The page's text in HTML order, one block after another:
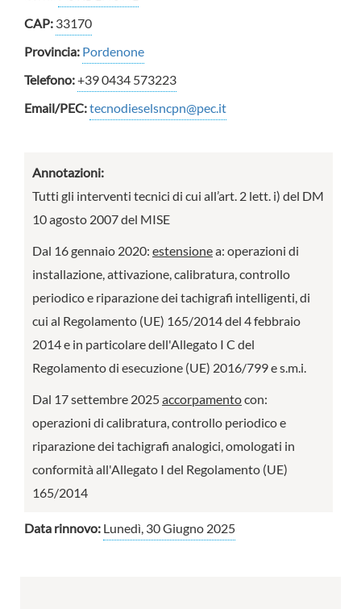
CAP: 33170
Provincia: Pordenone
Telefono:+39 0434 573223
Email/PEC:tecnodieselsncpn@pec.it
Annotazioni:
Tutti gli interventi tecnici di cui all’art. 2 lett. i) del DM
10 agosto 2007 del MISE
Dal 16 gennaio 2020: estensionea: operazioni di
installazione, attivazione, calibratura, controllo
periodico e riparazione dei tachigrafi intelligenti, di
cui al Regolamento (UE) 165/2014 del 4 febbraio
2014 e in particolare dell'Allegato I C del
Regolamento di esecuzione (UE) 2016/799 e s.m.i.
Dal 17 settembre 2025accorpamentocon:
operazioni di calibratura, controllo periodico e
riparazione dei tachigrafi analogici, omologati in
conformità all'Allegato I del Regolamento (UE)
165/2014
Data rinnovo: Lunedì, 30 Giugno 2025